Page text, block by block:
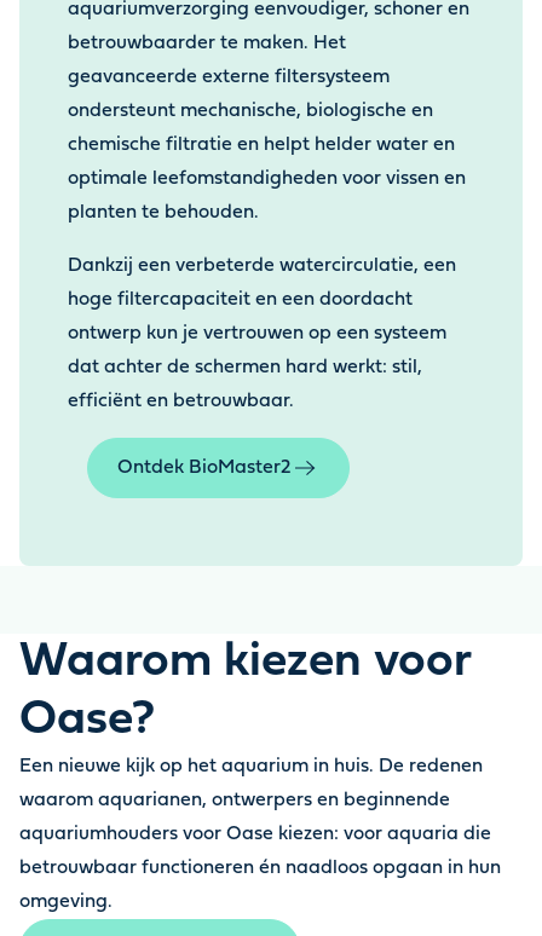
aquariumverzorging eenvoudiger, schoner en
betrouwbaarder te maken. Het
geavanceerde externe filtersysteem
ondersteunt mechanische, biologische en
chemische filtratie en helpt helder water en
optimale leefomstandigheden voor vissen en
planten te behouden.
Dankzij een verbeterde watercirculatie, een
hoge filtercapaciteit en een doordacht
ontwerp kun je vertrouwen op een systeem
dat achter de schermen hard werkt: stil,
efficiënt en betrouwbaar.
Ontdek BioMaster2
Waarom kiezen voor
Oase?
Een nieuwe kijk op het aquarium in huis. De redenen
waarom aquarianen, ontwerpers en beginnende
aquariumhouders voor Oase kiezen: voor aquaria die
betrouwbaar functioneren én naadloos opgaan in hun
omgeving.